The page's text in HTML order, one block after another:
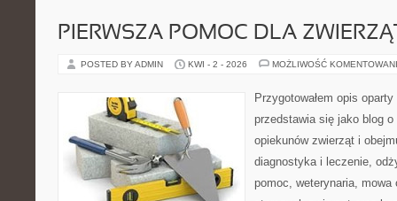
PIERWSZA POMOC DLA
POSTED BY ADMIN KWI - 2 - 2026 MOŻLIWOŚĆ
Przygotowałem opis
przedstawia się jako blog
opiekunów zwierząt i
diagnostyka i leczenie,
pomoc, weterynaria, mowa